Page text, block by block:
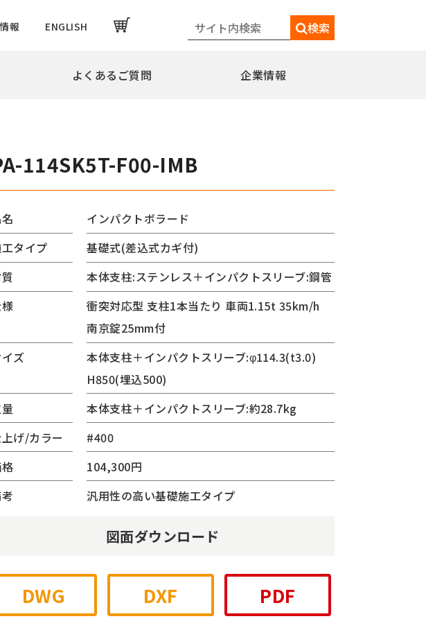
報 ENGLISH 検索
プ型
ドル型【生産中止】
ドル型テーパーポール
プ型高層用・特別仕様
プ型高層用避雷針兼用
ドル型テーパーポール特別仕様
りポール
ーポールBPNタイプ
ーポールBPBタイプ
シェードポール(日よけ)
水平型
水平型アウトリガー式
水平型直角アウトリガー式
柱取付水平型ポール
ミニフラッガー
コミュニティポール
交換用部品
よくあるご質問 企業情報
114SK5T-F00-IMB
インパクトボラード
タイプ
基礎式(差込式カギ付)
本体支柱:ステンレス＋インパクトスリーブ:鋼管
衝突対応型 支柱1本当たり 車両1.15t 35km/h
南京錠25mm付
ズ
本体支柱＋インパクトスリーブ:φ114.3(t3.0)
H850(埋込500)
本体支柱＋インパクトスリーブ:約28.7kg
げ/カラー
#400
104,300円
汎用性の高い基礎施工タイプ
図面ダウンロード
DWG DXF PDF